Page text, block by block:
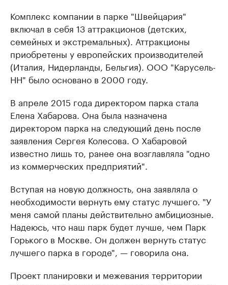
Комплекс компании в парке "Швейцария"
включал в себя 13 аттракционов (детских,
семейных и экстремальных). Аттракционы
приобретены у европейских производителей
(Италия, Нидерланды, Бельгия). ООО "Карусель-
НН" было основано в 2000 году.
В апреле 2015 года директором парка стала
Елена Хабарова. Она была назначена
директором парка на следующий день после
заявления Сергея Колесова. О Хабаровой
известно лишь то, ранее она возглавляла "одно
из коммерческих предприятий".
Вступая на новую должность, она заявляла о
необходимости вернуть ему статус лучшего. "У
меня самой планы действительно амбициозные.
Надеюсь, что наш парк будет лучше, чем Парк
Горького в Москве. Он должен вернуть статус
лучшего парка в городе", — говорила она.
Проект планировки и межевания территории